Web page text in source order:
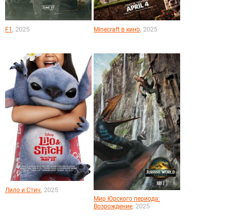
F1 , 2025 Minecraft в кино, 2025
Лило и Стич, 2025
Мир Юрского периода:
Возрождение, 2025